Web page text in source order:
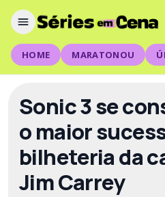
HOME MARATONOU
Sonic 3 se
o maior
bilheteria da
Jim Carrey